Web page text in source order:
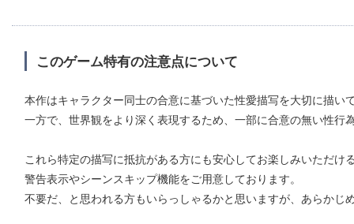
このゲーム特有の注意点について
本作はキャラクター同士の合意に基づいた性愛描写を大切に描い
一方で、世界観をより深く表現するため、一部に合意の無い性行
これら特定の描写に抵抗がある方にも安心してお楽しみいただけ
警告表示やシーンスキップ機能をご用意しております。
不要だ、と思われる方もいらっしゃるかと思いますが、あらかじ